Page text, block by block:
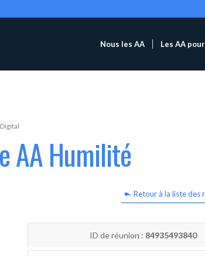
Nous les AA Les AA
AA Humilité
Retour à la liste des
ID de réunion : 84935493840